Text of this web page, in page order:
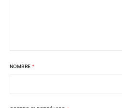
NOMBRE *